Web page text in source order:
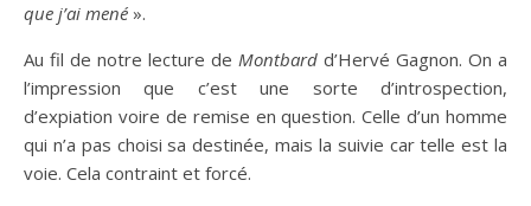
que j’ai mené ».
Au fil de notre lecture de Montbard d’Hervé Gagnon. On a
l’impression que c’est une sorte d’introspection,
d’expiation voire de remise en question. Celle d’un homme
qui n’a pas choisi sa destinée, mais la suivie car telle est la
voie. Cela contraint et forcé.